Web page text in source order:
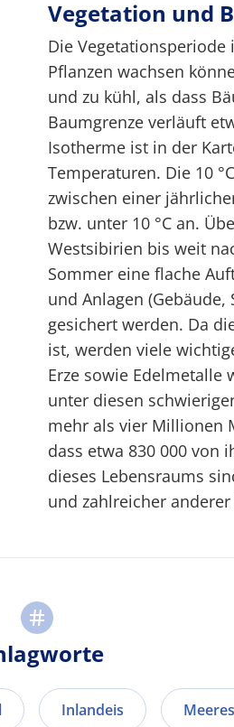
Vegetation und
Die
Pflanzen wachsen
und zu kühl, als dass
Baumgrenze verläuft
Isotherme ist in der
Temperaturen. Die 10
zwischen einer
bzw. unter 10 °C an.
Westsibirien bis weit
Sommer eine flache
und Anlagen
gesichert werden. Da
ist, werden viele
Erze sowie Edelmetalle
unter diesen
mehr als vier Millionen
dass etwa 830 000 von
dieses Lebensraums
und zahlreicher
Inlandeis